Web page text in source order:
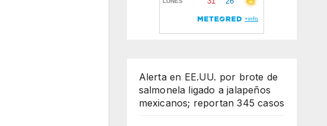
Alerta en EE.UU. por brote de
salmonela ligado a jalapeños
mexicanos; reportan 345 casos